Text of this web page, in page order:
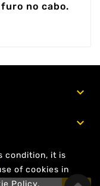
condition, it is
of cookies in
Policy.
no cabo.

